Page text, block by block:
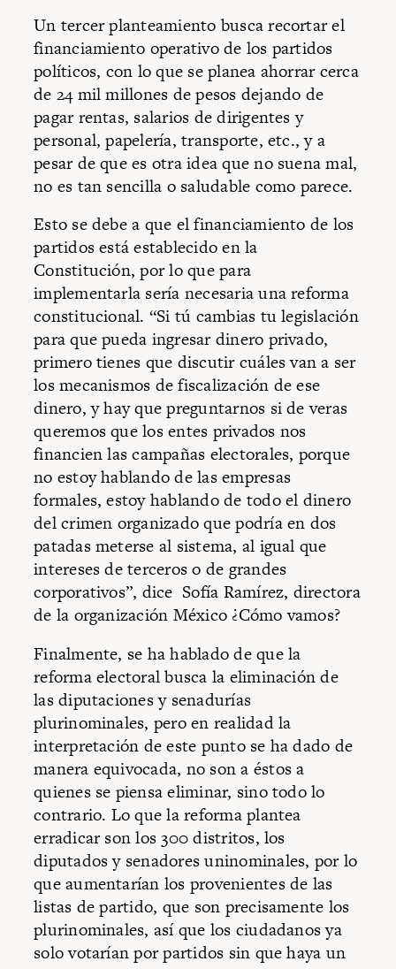
Un tercer planteamiento busca recortar el
financiamiento operativo de los partidos
políticos, con lo que se planea ahorrar cerca
de 24 mil millones de pesos dejando de
pagar rentas, salarios de dirigentes y
personal, papelería, transporte, etc., y a
pesar de que es otra idea que no suena mal,
no es tan sencilla o saludable como parece.
Esto se debe a que el financiamiento de los
partidos está establecido en la
Constitución, por lo que para
implementarla sería necesaria una reforma
constitucional. “Si tú cambias tu legislación
para que pueda ingresar dinero privado,
primero tienes que discutir cuáles van a ser
los mecanismos de fiscalización de ese
dinero, y hay que preguntarnos si de veras
queremos que los entes privados nos
financien las campañas electorales, porque
no estoy hablando de las empresas
formales, estoy hablando de todo el dinero
del crimen organizado que podría en dos
patadas meterse al sistema, al igual que
intereses de terceros o de grandes
corporativos”, dice Sofía Ramírez, directora
de la organización México ¿Cómo vamos?
Finalmente, se ha hablado de que la
reforma electoral busca la eliminación de
las diputaciones y senadurías
plurinominales, pero en realidad la
interpretación de este punto se ha dado de
manera equivocada, no son a éstos a
quienes se piensa eliminar, sino todo lo
contrario. Lo que la reforma plantea
erradicar son los 300 distritos, los
diputados y senadores uninominales, por lo
que aumentarían los provenientes de las
listas de partido, que son precisamente los
plurinominales, así que los ciudadanos ya
solo votarían por partidos sin que haya un